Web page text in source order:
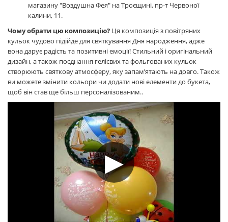
магазину "Воздушна Фея" на Троєщині, пр-т Червоної
калини, 11.
Чому обрати цю композицію? Ця композиція з повітряних
кульок чудово підійде для святкування Дня народження, адже
вона дарує радість та позитивні емоції! Стильний і оригінальний
дизайн, а також поєднання гелієвих та фольгованих кульок
створюють святкову атмосферу, яку запам’ятають на довго. Також
ви можете змінити кольори чи додати нові елементи до букета,
щоб він став ще більш персоналізованим..